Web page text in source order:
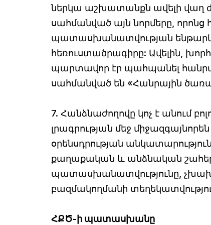
ներկա աշխատանքն ավելի վաղ
սահմանված այն նորմերը,
պատասխանատվության
հեռուստածրագիրը: Ավելին,
պարտավոր էր պահպանել
սահմանված են «Հանրային
7. Հանձնաժողովը կոչ է անում
լրագրության մեջ
օրենսդրության
քաղաքական և անձնական
պատասխանատվությունը,
բազմակողմանի
ՀՔԾ-ի պատասխանը